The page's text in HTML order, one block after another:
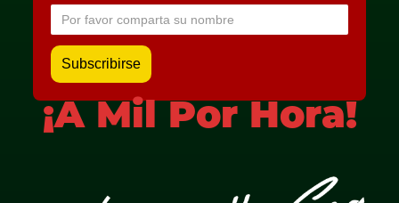
¡A Mil Por Hora!